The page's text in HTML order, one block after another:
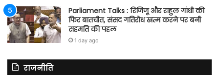
Parliament Talks : रिजिजू और राहुल गांधी की
फिर बातचीत, संसद गतिरोध खत्म करने पर बनी
सहमति की पहल
1 day ago
राजनीति